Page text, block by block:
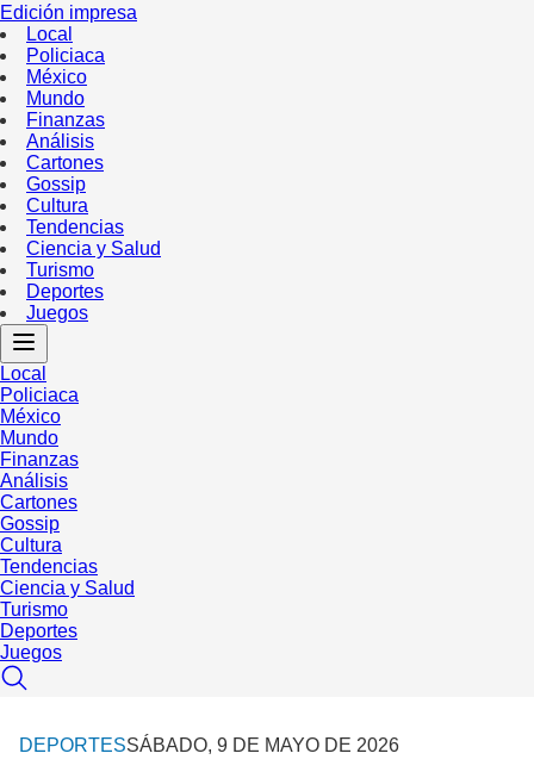
Edición impresa
Local
Policiaca
México
Mundo
Finanzas
Análisis
Cartones
Gossip
Cultura
Tendencias
Ciencia y Salud
Turismo
Deportes
Juegos
Local
Policiaca
México
Mundo
Finanzas
Análisis
Cartones
Gossip
Cultura
Tendencias
Ciencia y Salud
Turismo
Deportes
Juegos
DEPORTESSÁBADO, 9 DE MAYO DE 2026